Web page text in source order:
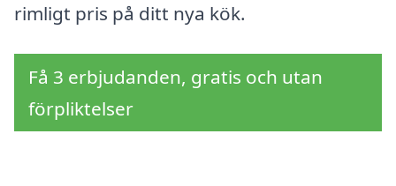
rimligt pris på ditt nya kök.
Få 3 erbjudanden, gratis och utan
förpliktelser